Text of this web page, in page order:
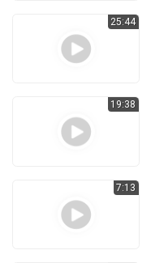
25:44
19:38
7:13